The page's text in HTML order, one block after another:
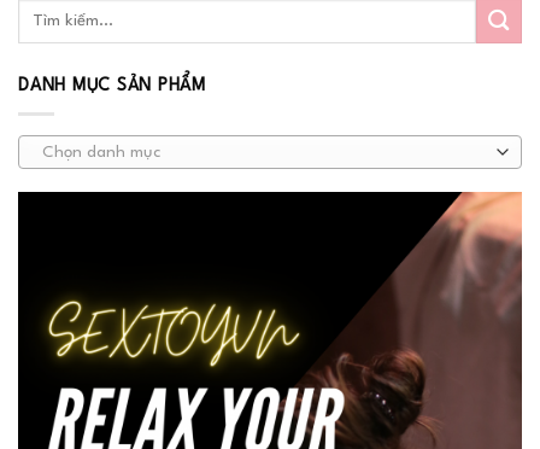
DANH MỤC SẢN PHẨM
Chọn danh mục